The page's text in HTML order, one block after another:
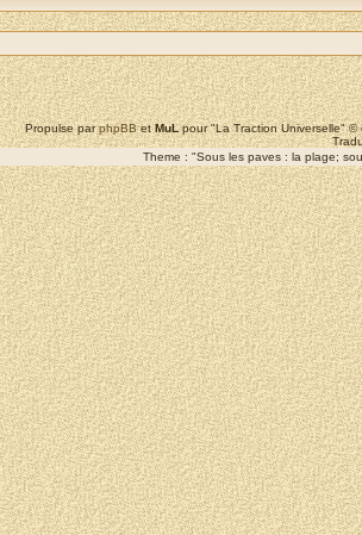
Propulse parphpBBetMuLpour "La Traction Universelle"
Theme : "Sous les paves : la plage;